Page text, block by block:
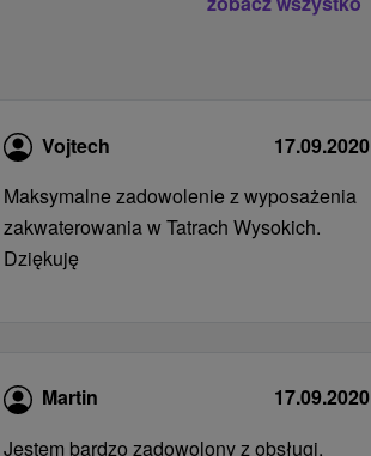
Vojtech
17.09.2020
Maksymalne zadowolenie z wyposażenia
zakwaterowania w Tatrach Wysokich.
Dziękuję
Martin
17.09.2020
Jestem bardzo zadowolony z obsługi.